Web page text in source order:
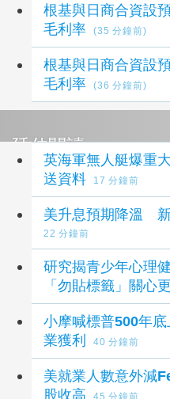
根基與日商合資設
毛利率
(35 分鐘前)
根基與日商合資設
毛利率
(36 分鐘前)
延伸閱讀
英海軍無人艇爆重
送資料
17 分鐘前
美升息預期降溫
22 分鐘前
研究揭青少年心理
「勿貼標籤」關心
小摩喊標普500年
業獲利
40 分鐘前
美就業人數意外減
股收高
45 分鐘前